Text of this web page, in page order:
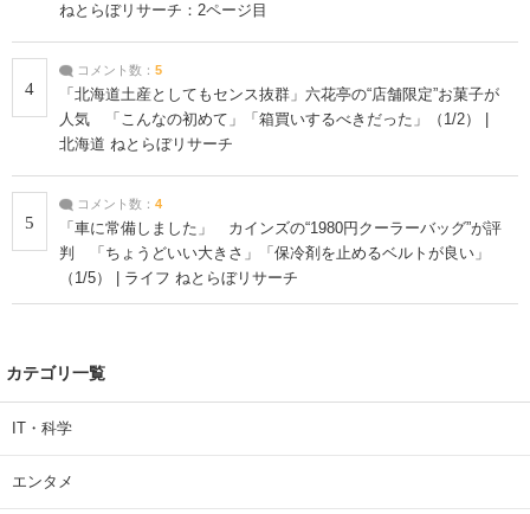
ねとらぼリサーチ：2ページ目
4
コメント数： 5
「北海道土産としてもセンス抜群」六花亭の“店舗限定”お菓子が
人気 「こんなの初めて」「箱買いするべきだった」（1/2） |
北海道 ねとらぼリサーチ
5
コメント数： 4
「車に常備しました」 カインズの“1980円クーラーバッグ”が評
判 「ちょうどいい大きさ」「保冷剤を止めるベルトが良い」
（1/5） | ライフ ねとらぼリサーチ
カテゴリ一覧
IT・科学
エンタメ